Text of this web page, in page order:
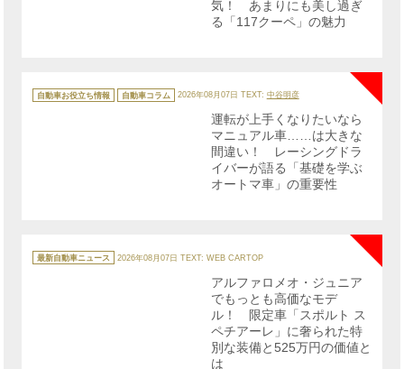
気！ あまりにも美し過ぎ
る「117クーペ」の魅力
テ
ゴ
自動車お役立ち情報 自動車コラム 2026年08月07日 TEXT: 中谷明彦
運転が上手くなりたいなら
マニュアル車……は大きな
間違い！ レーシングドラ
イバーが語る「基礎を学ぶ
オートマ車」の重要性
テ
ゴ
最新自動車ニュース 2026年08月07日 TEXT: WEB CARTOP
アルファロメオ・ジュニア
でもっとも高価なモデ
ル！ 限定車「スポルト ス
ペチアーレ」に奢られた特
別な装備と525万円の価値と
は